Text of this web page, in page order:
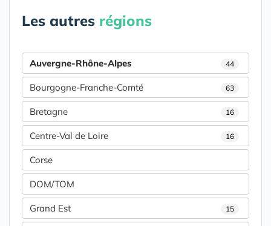
Les autres régions
Auvergne-Rhône-Alpes 44
Bourgogne-Franche-Comté 63
Bretagne 16
Centre-Val de Loire 16
Corse
DOM/TOM
Grand Est 15